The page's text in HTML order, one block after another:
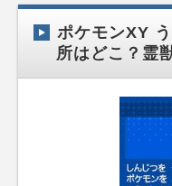
ポケモンXY
所はどこ？霊